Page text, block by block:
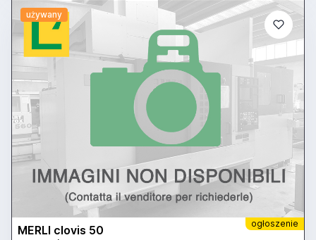
używany
ogłoszenie
MERLI clovis 50